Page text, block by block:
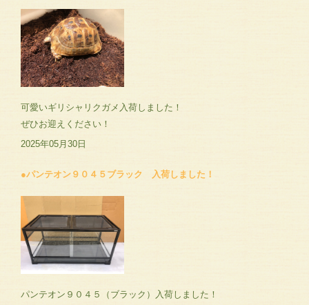
可愛いギリシャリクガメ入荷しました！
ぜひお迎えください！
2025年05月30日
●パンテオン９０４５ブラック 入荷しました！
パンテオン９０４５（ブラック）入荷しました！